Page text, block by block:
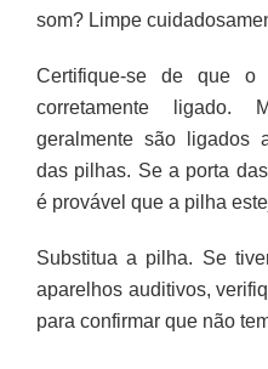
som? Limpe
Certifique-se de que o
corretamente ligado.
geralmente são ligados
das pilhas. Se a porta
é provável que a pilha
Substitua a pilha. Se
aparelhos auditivos,
para confirmar que não